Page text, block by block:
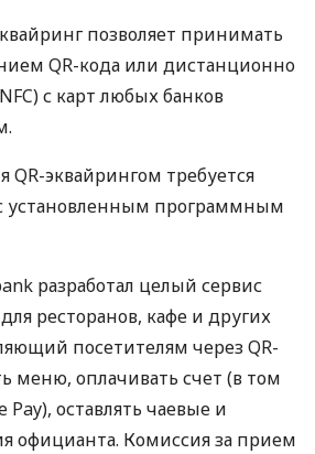
позволяет принимать
QR-кода или дистанционно
с карт любых банков
QR-эквайрингом требуется
установленным программным
разработал целый сервис
ресторанов, кафе и других
посетителям через QR-
меню, оплачивать счет (в том
Pay), оставлять чаевые и
официанта. Комиссия за прием